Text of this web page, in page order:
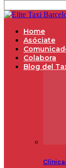
Home
Asóciate
Colabora
Blog del